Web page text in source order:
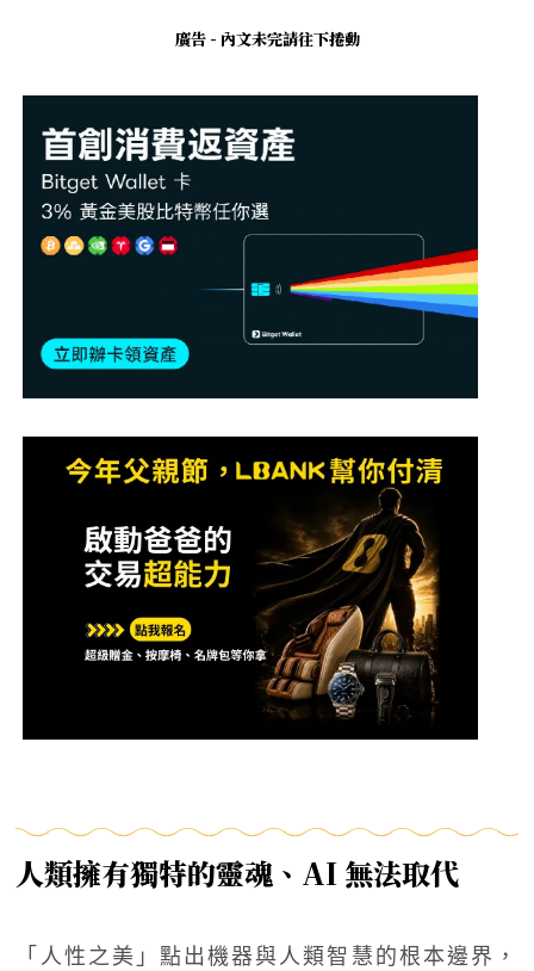
廣告 - 內文未完請往下捲動
人類擁有獨特的靈魂、AI 無法取代
「人性之美」點出機器與人類智慧的根本邊界，